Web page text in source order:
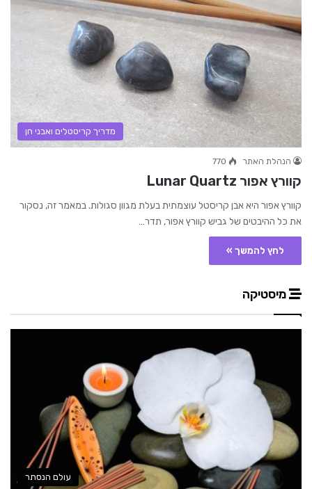
מדריך קריסטלים ואבני חן
הנהלת האתר 770
קוורץ אפור Lunar Quartz
קוורץ אפור היא אבן קריסטל עוצמתית בעלת מגוון סגולות. במאמר זה, נסקור
את כל ההיבטים של גביש קוורץ אפור, תדר…
לחץ להמשך »
מיסטיקה
עולם הנסתר